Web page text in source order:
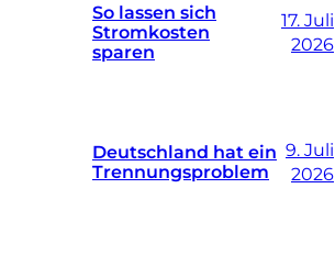
So lassen sich
Stromkosten
sparen
17. Juli
2026
Deutschland hat ein
Trennungsproblem
9. Juli
2026